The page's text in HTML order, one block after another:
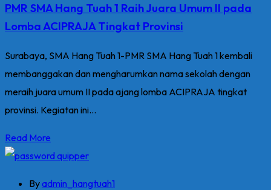
PMR SMA Hang Tuah 1 Raih Juara Umum II pada
Lomba ACIPRAJA Tingkat Provinsi
Surabaya, SMA Hang Tuah 1-PMR SMA Hang Tuah 1 kembali
membanggakan dan mengharumkan nama sekolah dengan
meraih juara umum II pada ajang lomba ACIPRAJA tingkat
provinsi. Kegiatan ini...
Read More
Byadmin_hangtuah1